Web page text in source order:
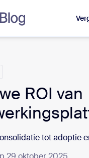
ROI van
tot adoptie